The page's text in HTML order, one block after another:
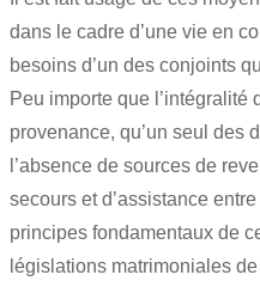
dans le cadre d’une vie en
besoins d’un des conjoints
Peu importe que l’intégralité
provenance, qu’un seul des
l’absence de sources de
secours et d’assistance
principes fondamentaux de
législations matrimoniales